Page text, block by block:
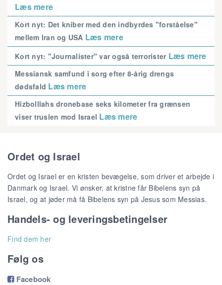
Læs mere
Kort nyt: Det kniber med den indbyrdes "forståelse"
mellem Iran og USA Læs mere
Kort nyt: "Journalister" var også terrorister Læs mere
Messiansk samfund i sorg efter 8-årig drengs
dødsfald Læs mere
Hizbolllahs dronebase seks kilometer fra grænsen
viser truslen mod Israel Læs mere
Ordet og Israel
Ordet og Israel er en kristen bevægelse, som driver et arbejde i
Danmark og Israel. Vi ønsker, at kristne får Bibelens syn på
Israel, og at jøder må få Bibelens syn på Jesus som Messias.
Handels- og leveringsbetingelser
Find dem her
Følg os
Facebook